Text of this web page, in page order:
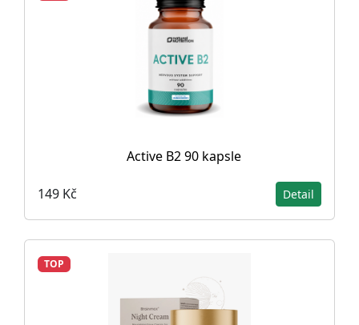
Active B2 90 kapsle
149 Kč Detail
TOP